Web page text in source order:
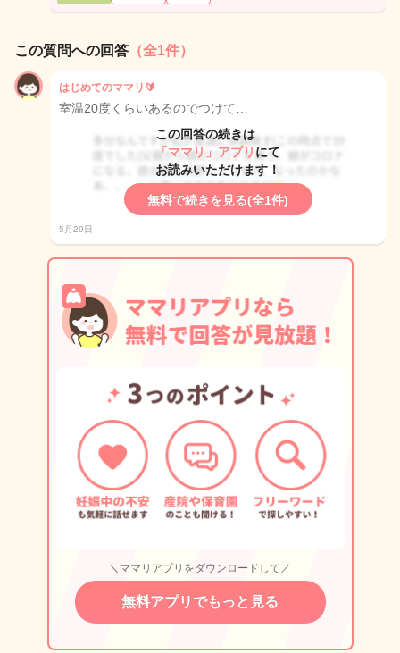
この質問への回答 （全1件）
はじめてのママリ🔰
室温20度くらいあるのでつけて…
この回答の続きは
「ママリ」アプリ にて
お読みいただけます！
無料で続きを見る(全1件)
5月29日
＼ママリアプリをダウンロードして／
無料アプリでもっと見る